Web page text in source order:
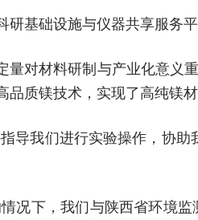
研基础设施与仪器共享服务
量对材料研制与产业化意义
品质镁技术，实现了高纯镁
导我们进行实验操作，协
况下，我们与陕西省环境